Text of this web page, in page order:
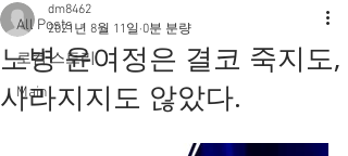
All Posts
로컴 스토리
Main
노병 윤여정은 결코 죽지도,
사라지지도 않았다.
dm8462
2021년 8월 11일 0분 분량